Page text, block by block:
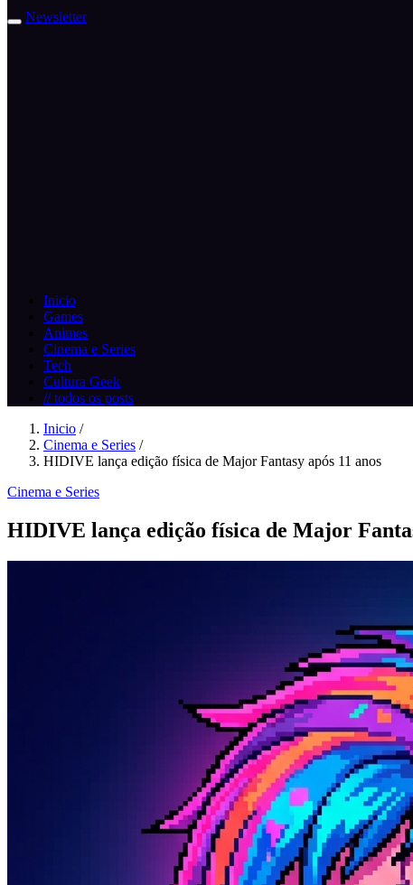
Newsletter
Inicio
Games
Animes
Cinema e Series
Tech
Cultura Geek
// todos os posts
Inicio /
Cinema e Series /
HIDIVE lança edição física de Major Fantasy após 11 anos
Cinema e Series
HIDIVE lança edição física de Major